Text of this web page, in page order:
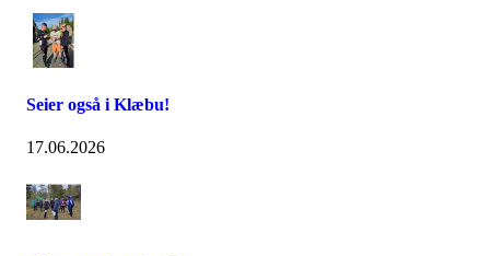
Seier også i Klæbu!
17.06.2026